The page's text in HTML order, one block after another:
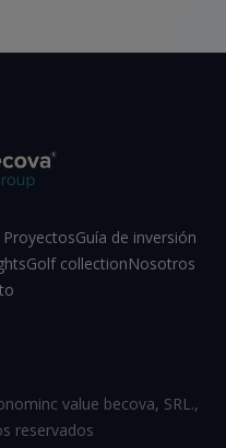
Guía de inversión
Golf collectionNosotros
value becova, SRL.,
reservados